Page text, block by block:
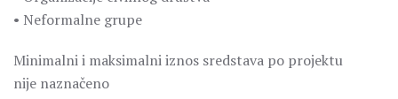
• Neformalne grupe
Minimalni i maksimalni iznos sredstava po projektu
nije naznačeno